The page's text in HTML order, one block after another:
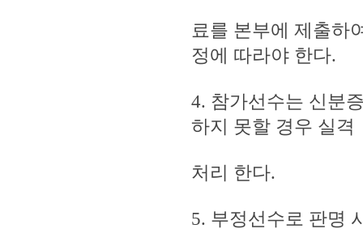
료를 본부에 제출하
정에 따라야 한다.
4. 참가선수는 신분
하지 못할 경우 실격
처리 한다.
5. 부정선수로 판명